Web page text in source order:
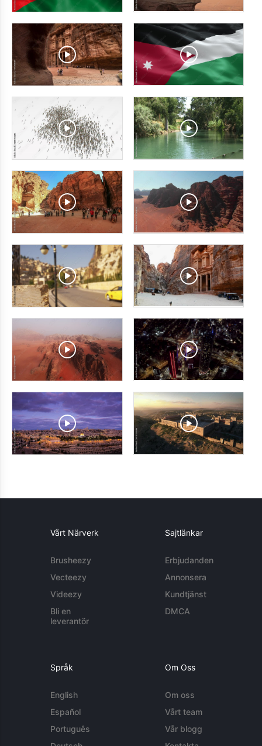
Vårt Närverk
Brusheezy
Vecteezy
Videezy
Bli en
leverantör
Sajtlänkar
Erbjudanden
Annonsera
Kundtjänst
DMCA
Språk
English
Español
Português
Om Oss
Om oss
Vårt team
Vår blogg